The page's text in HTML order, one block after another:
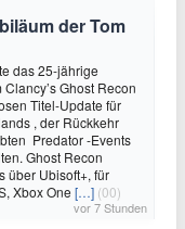
der Tom
das 25-jährige
Ghost Recon
Titel-Update für
, der Rückkehr
Predator -Events
Ghost Recon
über Ubisoft+, für
Xbox One […] (00)
vor 7 Stunden